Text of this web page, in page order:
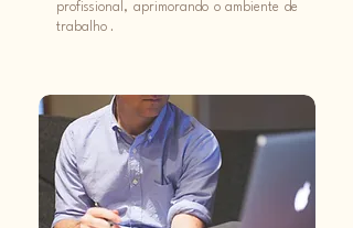
profissional, aprimorando o ambiente de
trabalho .